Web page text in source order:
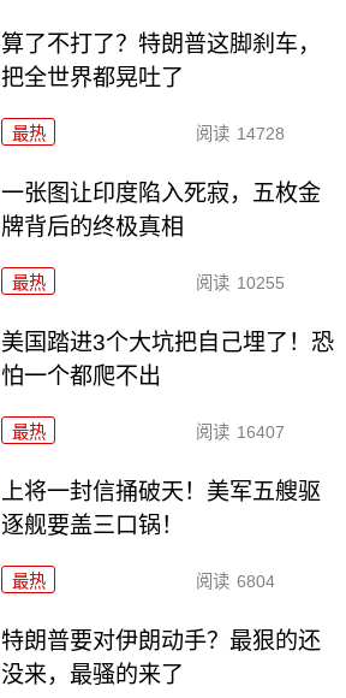
算了不打了？特朗普这脚刹车，
把全世界都晃吐了
最热 阅读 14728
一张图让印度陷入死寂，五枚金
牌背后的终极真相
最热 阅读 10255
美国踏进3个大坑把自己埋了！恐
怕一个都爬不出
最热 阅读 16407
上将一封信捅破天！美军五艘驱
逐舰要盖三口锅！
最热 阅读 6804
特朗普要对伊朗动手？最狠的还
没来，最骚的来了